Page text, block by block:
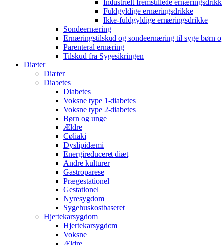
Industrielt fremstillede
Fuldgyldige ernæringsdrikke
Ikke-fuldgyldige ernæringsdrikke
Sondeernæring
Ernæringstilskud og sondeernæring til syge børn
Parenteral ernæring
Tilskud fra Sygesikringen
Diæter
Diæter
Diabetes
Diabetes
Voksne type 1-diabetes
Voksne type 2-diabetes
Børn og unge
Ældre
Cøliaki
Dyslipidæmi
Energireduceret diæt
Andre kulturer
Gastroparese
Prægestationel
Gestationel
Nyresygdom
Sygehuskostbaseret
Hjertekarsygdom
Hjertekarsygdom
Voksne
Ældre